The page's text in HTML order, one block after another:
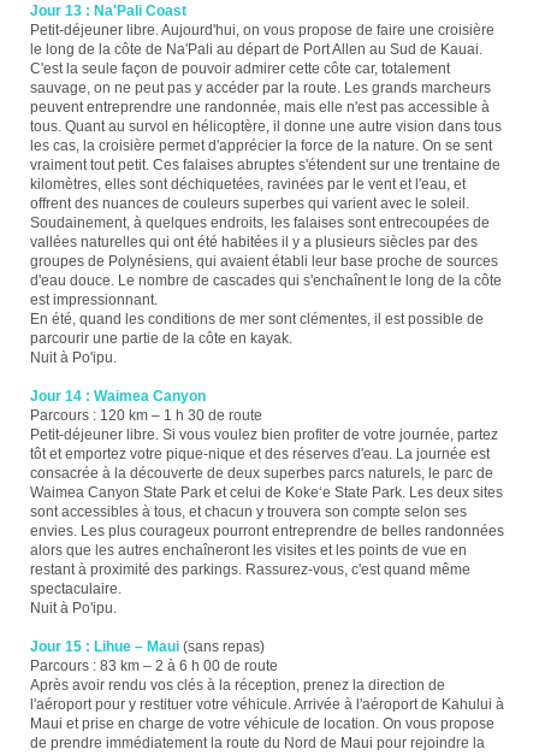
Jour 13 : Na'Pali Coast
Petit-déjeuner libre. Aujourd'hui, on vous propose de faire une croisière
le long de la côte de Na'Pali au départ de Port Allen au Sud de Kauai.
C'est la seule façon de pouvoir admirer cette côte car, totalement
sauvage, on ne peut pas y accéder par la route. Les grands marcheurs
peuvent entreprendre une randonnée, mais elle n'est pas accessible à
tous. Quant au survol en hélicoptère, il donne une autre vision dans tous
les cas, la croisière permet d'apprécier la force de la nature. On se sent
vraiment tout petit. Ces falaises abruptes s'étendent sur une trentaine de
kilomètres, elles sont déchiquetées, ravinées par le vent et l'eau, et
offrent des nuances de couleurs superbes qui varient avec le soleil.
Soudainement, à quelques endroits, les falaises sont entrecoupées de
vallées naturelles qui ont été habitées il y a plusieurs siècles par des
groupes de Polynésiens, qui avaient établi leur base proche de sources
d'eau douce. Le nombre de cascades qui s'enchaînent le long de la côte
est impressionnant.
En été, quand les conditions de mer sont clémentes, il est possible de
parcourir une partie de la côte en kayak.
Nuit à Po'ipu.
Jour 14 : Waimea Canyon
Parcours : 120 km – 1 h 30 de route
Petit-déjeuner libre. Si vous voulez bien profiter de votre journée, partez
tôt et emportez votre pique-nique et des réserves d'eau. La journée est
consacrée à la découverte de deux superbes parcs naturels, le parc de
Waimea Canyon State Park et celui de Kokeʻe State Park. Les deux sites
sont accessibles à tous, et chacun y trouvera son compte selon ses
envies. Les plus courageux pourront entreprendre de belles randonnées
alors que les autres enchaîneront les visites et les points de vue en
restant à proximité des parkings. Rassurez-vous, c'est quand même
spectaculaire.
Nuit à Po'ipu.
Jour 15 : Lihue – Maui (sans repas)
Parcours : 83 km – 2 à 6 h 00 de route
Après avoir rendu vos clés à la réception, prenez la direction de
l'aéroport pour y restituer votre véhicule. Arrivée à l'aéroport de Kahului à
Maui et prise en charge de votre véhicule de location. On vous propose
de prendre immédiatement la route du Nord de Maui pour rejoindre la